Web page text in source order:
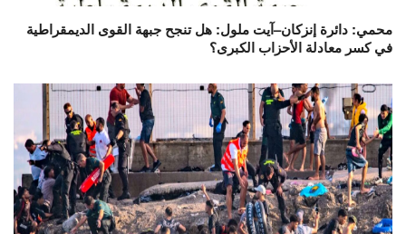
محمي: دائرة إنزكان–آيت ملول: هل تنجح جبهة القوى الديمقراطية
في كسر معادلة الأحزاب الكبرى؟